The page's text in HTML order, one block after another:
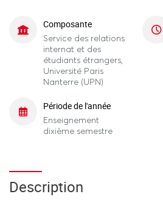
Composante
Service des relations
internat et des
étudiants étrangers,
Université Paris
Nanterre (UPN)
Période de l'année
Enseignement
dixième semestre
Description